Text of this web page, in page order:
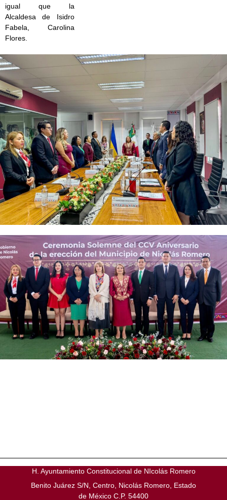
igual que la
Alcaldesa de Isidro
Fabela, Carolina
Flores.
H. Ayuntamiento Constitucional de NIcolás Romero
Benito Juárez S/N, Centro, Nicolás Romero, Estado
de México C.P. 54400